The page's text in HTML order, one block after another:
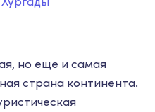
но еще и самая
страна континента.